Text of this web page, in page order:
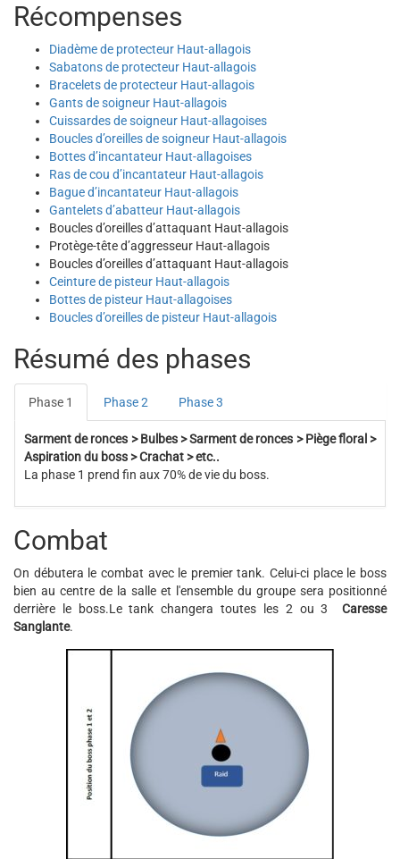
Récompenses
Diadème de protecteur Haut-allagois
Sabatons de protecteur Haut-allagois
Bracelets de protecteur Haut-allagois
Gants de soigneur Haut-allagois
Cuissardes de soigneur Haut-allagoises
Boucles d’oreilles de soigneur Haut-allagois
Bottes d’incantateur Haut-allagoises
Ras de cou d’incantateur Haut-allagois
Bague d’incantateur Haut-allagois
Gantelets d’abatteur Haut-allagois
Boucles d’oreilles d’attaquant Haut-allagois
Protège-tête d’aggresseur Haut-allagois
Boucles d’oreilles d’attaquant Haut-allagois
Ceinture de pisteur Haut-allagois
Bottes de pisteur Haut-allagoises
Boucles d’oreilles de pisteur Haut-allagois
Résumé des phases
Phase 1 Phase 2 Phase 3
Sarment de ronces > Bulbes > Sarment de ronces > Piège floral >
Aspiration du boss > Crachat > etc..
La phase 1 prend fin aux 70% de vie du boss.
Combat
On débutera le combat avec le premier tank. Celui-ci place le boss
bien au centre de la salle et l'ensemble du groupe sera positionné
derrière le boss.Le tank changera toutes les 2 ou 3 Caresse
Sanglante.